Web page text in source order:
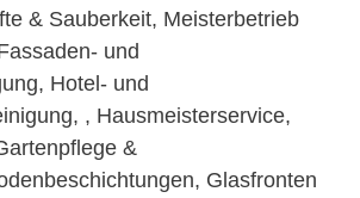
& Sauberkeit, Meisterbetrieb
und
Hotel- und
, Hausmeisterservice,
&
Glasfronten